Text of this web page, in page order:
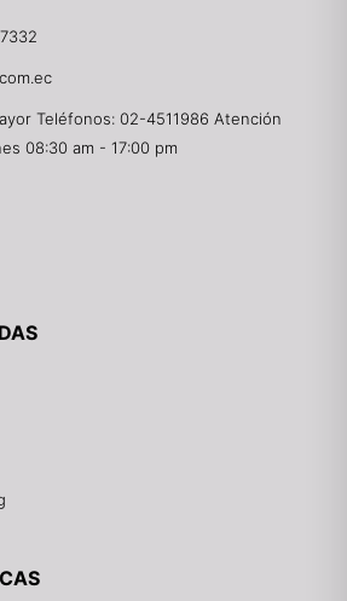
Teléfonos: 02-4511986 Atención
08:30 am - 17:00 pm